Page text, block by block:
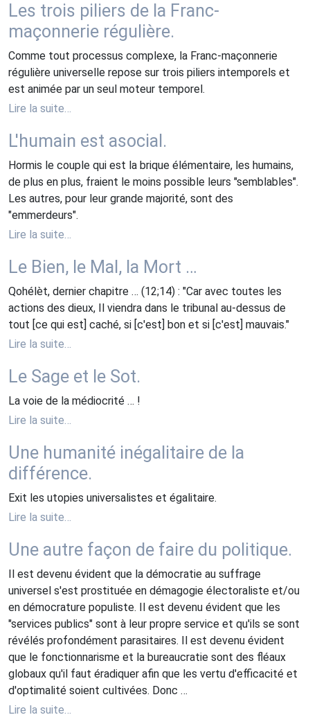
Les trois piliers de la Franc-
maçonnerie régulière.
Comme tout processus complexe, la Franc-maçonnerie
régulière universelle repose sur trois piliers intemporels et
est animée par un seul moteur temporel.
Lire la suite…
L'humain est asocial.
Hormis le couple qui est la brique élémentaire, les humains,
de plus en plus, fraient le moins possible leurs "semblables".
Les autres, pour leur grande majorité, sont des
"emmerdeurs".
Lire la suite…
Le Bien, le Mal, la Mort …
Qohélèt, dernier chapitre … (12;14) : "Car avec toutes les
actions des dieux, Il viendra dans le tribunal au-dessus de
tout [ce qui est] caché, si [c'est] bon et si [c'est] mauvais."
Lire la suite…
Le Sage et le Sot.
La voie de la médiocrité … !
Lire la suite…
Une humanité inégalitaire de la
différence.
Exit les utopies universalistes et égalitaire.
Lire la suite…
Une autre façon de faire du politique.
Il est devenu évident que la démocratie au suffrage
universel s'est prostituée en démagogie électoraliste et/ou
en démocrature populiste. Il est devenu évident que les
"services publics" sont à leur propre service et qu'ils se sont
révélés profondément parasitaires. Il est devenu évident
que le fonctionnarisme et la bureaucratie sont des fléaux
globaux qu'il faut éradiquer afin que les vertu d'efficacité et
d'optimalité soient cultivées. Donc …
Lire la suite…